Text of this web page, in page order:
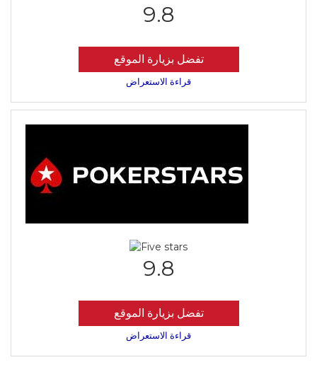
9.8
تفضل بزيارة الموقع
قراءة الاستعراض
9.8
تفضل بزيارة الموقع
قراءة الاستعراض